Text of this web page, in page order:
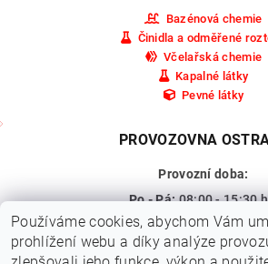
Bazénová chemie
Činidla a odměřené
Včelařská chemie
Kapalné látky
Pevné látky
PROVOZOVNA
Provozní doba:
Po - Pá:08:00 - 15:30
So - Ne:Zavřeno
Adresa:Pohraniční 309/
Používáme cookies, abychom Vám
prohlížení webu a díky analýze